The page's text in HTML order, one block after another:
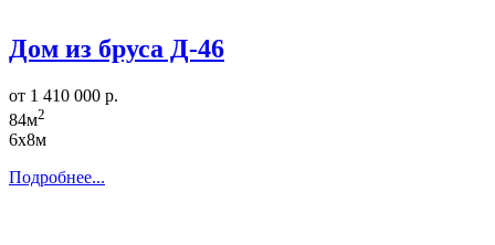
Дом из бруса Д-46
от 1 410 000 р.
84м2
6х8м
Подробнее...